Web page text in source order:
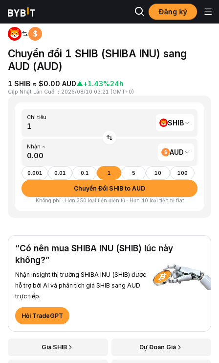
Đăng ký
Trang chủ
Chuyển đổi 1 SHIB (SHIBA INU) sang
AUD (AUD)
1 SHIB ≈ $0.00 AUD▲+1.43%24h
Cập Nhật Lần Cuối ： 2026/08/10 03:21 (GMT+0)
Chi tiêu
SHIB
Nhận ~
AUD
0.001 0.01 0.1 1 5 10 100
Chuyển Đổi SHIB to AUD
Không phí · Hơn 350 loại tiền điện tử · Hơn 40 loại tiền tệ fiat
“Có nên mua SHIBA INU (SHIB) lúc này
không?”
Nhận insight thị trường SHIBA INU (SHIB) được
hỗ trợ bởi AI và phân tích giá SHIB sang AUD
trực tiếp.
Hỏi TradeGPT
Giá SHIB Dự Đoán Giá